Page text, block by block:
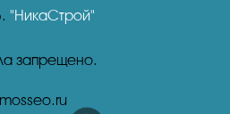
"НикаСтрой"
запрещено.